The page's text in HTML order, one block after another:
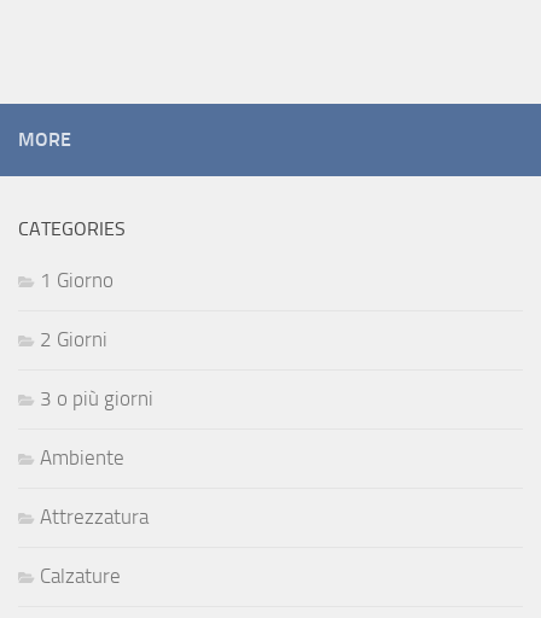
MORE
CATEGORIES
1 Giorno
2 Giorni
3 o più giorni
Ambiente
Attrezzatura
Calzature